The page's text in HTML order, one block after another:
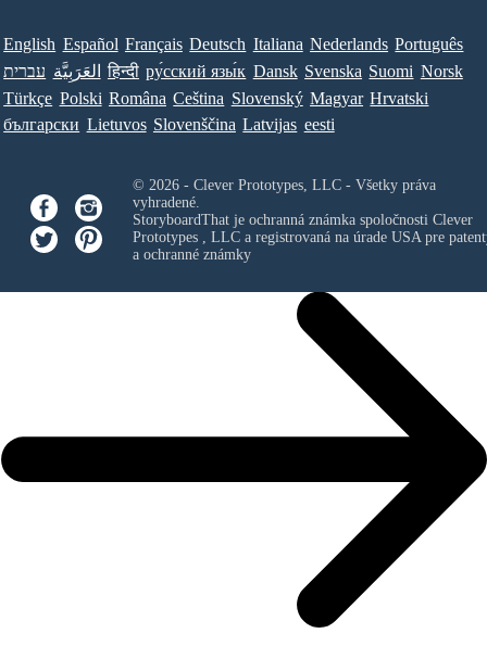
English Español Français Deutsch Italiana Nederlands Português
עברית العَرَبِيَّة हिन्दी ру́сский язы́к Dansk Svenska Suomi Norsk
Türkçe Polski Româna Ceština Slovenský Magyar Hrvatski
български Lietuvos Slovenščina Latvijas eesti
© 2026 - Clever Prototypes, LLC - Všetky práva
vyhradené.
StoryboardThat je ochranná známka spoločnosti Clever
Prototypes , LLCa registrovaná na úrade USA pre
a ochranné známky